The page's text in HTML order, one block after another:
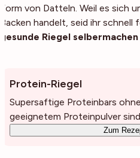
Form von Datteln. Weil es sich
Backen handelt, seid ihr
gesunde Riegel selbermachen
Protein-Riegel
Supersaftige Proteinbars
geeignetem Proteinpulver
Zum